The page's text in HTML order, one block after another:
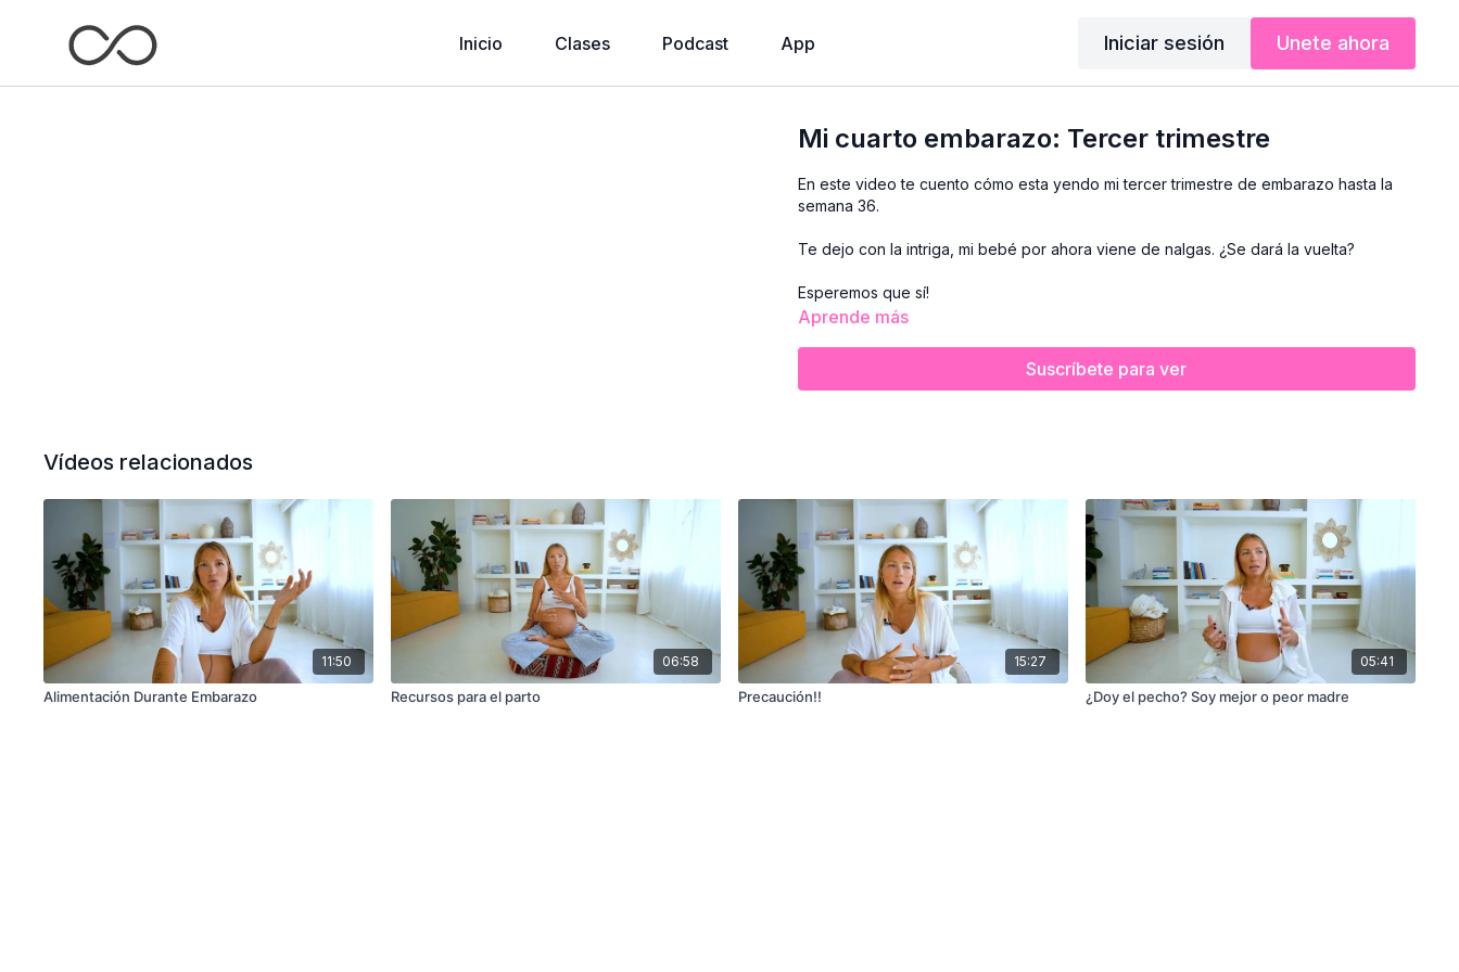
Inicio Clases Podcast App Iniciar sesión Unete ahora
Mi cuarto embarazo: Tercer trimestre
En este video te cuento cómo esta yendo mi tercer trimestre de embarazo hasta la
semana 36.
Te dejo con la intriga, mi bebé por ahora viene de nalgas. ¿Se dará la vuelta?
Esperemos que sí!
Aprende más
Suscríbete para ver
Vídeos relacionados
11:50
Alimentación Durante Embarazo
06:58
Recursos para el parto
15:27
Precaución!!
05:41
¿Doy el pecho? Soy mejor o peor madre